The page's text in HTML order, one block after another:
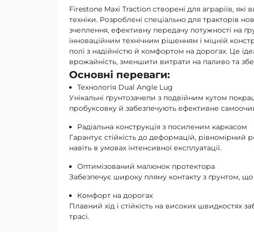
Firestone Maxi Traction створені для аграріїв, які
техніки. Розроблені спеціально для тракторів
зчеплення, ефективну передачу потужності на
інноваційним технічним рішенням і міцній
полі з надійністю й комфортом на дорогах. Це
врожайність, зменшити витрати на паливо та
Основні переваги:
Технологія Dual Angle Lug
Унікальні ґрунтозачепи з подвійним кутом
пробуксовку й забезпечують ефективне
Радіальна конструкція з посиленим каркасом
Гарантує стійкість до деформацій,
навіть в умовах інтенсивної експлуатації.
Оптимізований малюнок протектора
Забезпечує широку пляму контакту з ґрунтом,
Комфорт на дорогах
Плавний хід і стійкість на високих швидкостях
трасі.